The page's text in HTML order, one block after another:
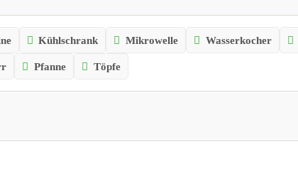
Kühlschrank Mikrowelle Wasserkocher
Pfanne Töpfe